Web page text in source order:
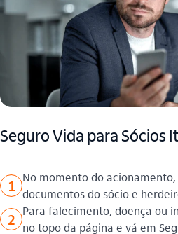
Seguro Vida para Sócios
1 No momento do
documentos do sócio e
2 Para falecimento, doença ou
no topo da página e vá em